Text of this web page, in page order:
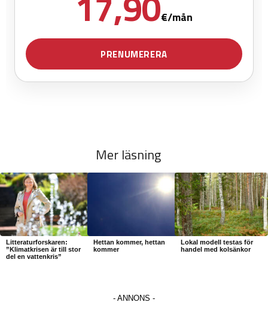
Mer läsning
Litteraturforskaren:
”Klimatkrisen är till stor
del en vattenkris”
Hettan kommer, hettan
kommer
Lokal modell testas för
handel med kolsänkor